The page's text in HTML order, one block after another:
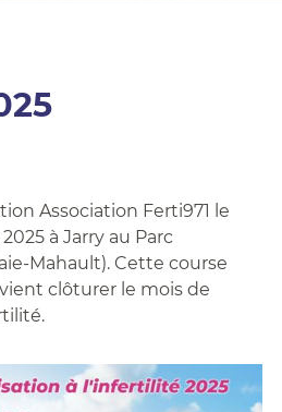
Association Ferti971 le
à Jarry au Parc
Mahault). Cette course
clôturer le mois de